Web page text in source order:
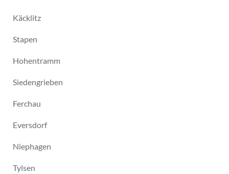
Käcklitz
Stapen
Hohentramm
Siedengrieben
Ferchau
Eversdorf
Niephagen
Tylsen